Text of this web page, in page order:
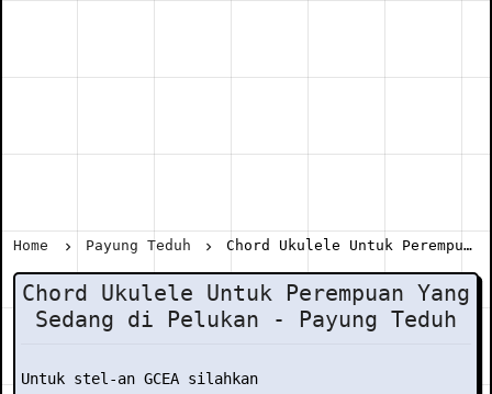
Home Payung Teduh Chord Ukulele Untuk Perempuan Yang Sedang di Pelukan - Payung Teduh
Chord Ukulele Untuk Perempuan Yang
Sedang di Pelukan - Payung Teduh
Untuk stel-an GCEA silahkan